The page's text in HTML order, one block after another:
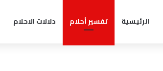
الرئيسية تفسير أحلام دلالات الاحلام